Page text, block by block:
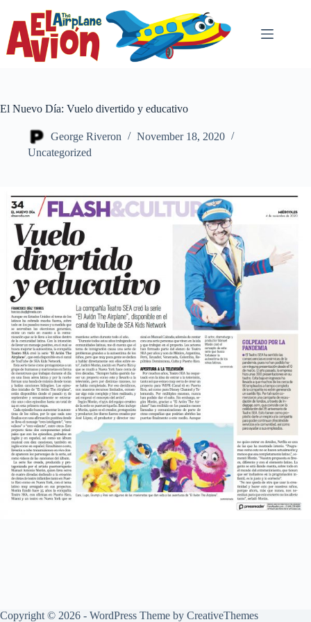
content
El Nuevo Día: Vuelo divertido y educativo
George Riveron
November 18, 2020
Uncategorized
Copyright © 2026 - WordPress Theme by CreativeThemes